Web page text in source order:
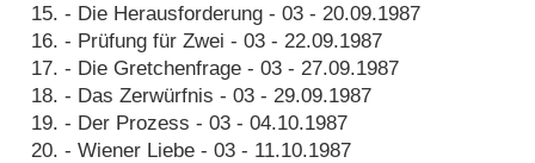
15. - Die Herausforderung - 03 - 20.09.1987
16. - Prüfung für Zwei - 03 - 22.09.1987
17. - Die Gretchenfrage - 03 - 27.09.1987
18. - Das Zerwürfnis - 03 - 29.09.1987
19. - Der Prozess - 03 - 04.10.1987
20. - Wiener Liebe - 03 - 11.10.1987